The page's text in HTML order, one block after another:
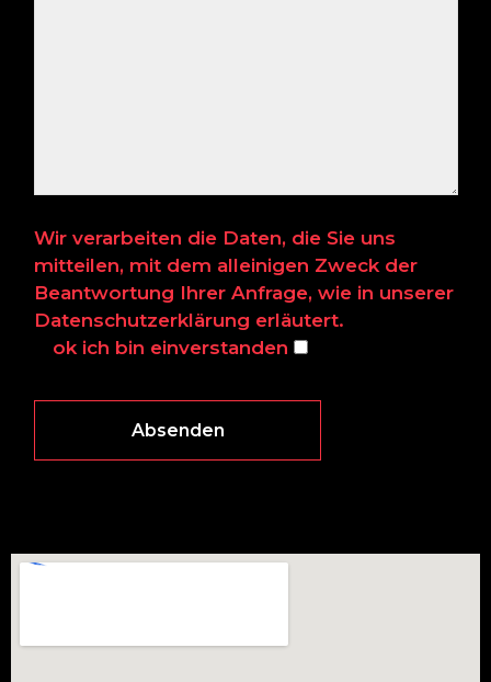
Wir verarbeiten die Daten, die Sie uns
mitteilen, mit dem alleinigen Zweck der
Beantwortung Ihrer Anfrage, wie in unserer
Datenschutzerklärung erläutert.
ok ich bin einverstanden